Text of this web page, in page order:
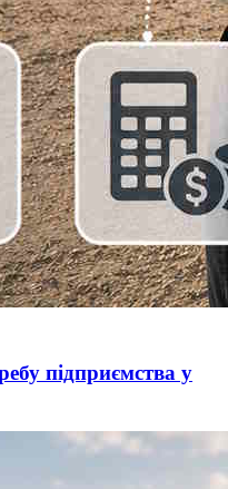
підприємства у